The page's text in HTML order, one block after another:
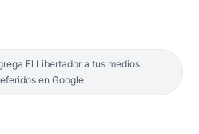
El Libertador a tus medios
en Google